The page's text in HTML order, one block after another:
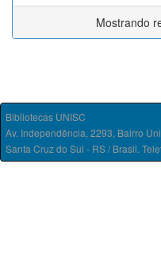
Mostrando
Bibliotecas UNISC
Av. Independência, 2293, Bairro
Santa Cruz do Sul - RS / Brasil.